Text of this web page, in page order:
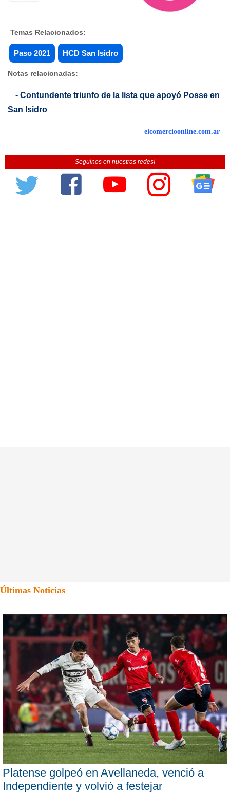
Temas Relacionados:
Paso 2021 HCD San Isidro
Notas relacionadas:
- Contundente triunfo de la lista que apoyó Posse en
San Isidro
elcomercioonline.com.ar
Seguinos en nuestras redes!
Últimas Noticias
Platense golpeó en Avellaneda, venció a
Independiente y volvió a festejar